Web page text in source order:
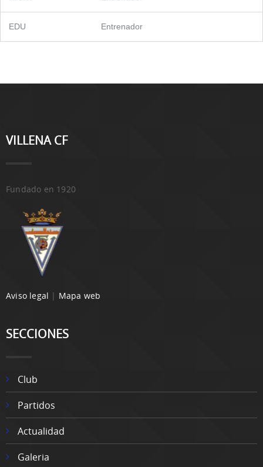
EDU Entrenador
VILLENA CF
Fundado en 1920
Aviso legal | Mapa web
SECCIONES
Club
Partidos
Actualidad
Galeria